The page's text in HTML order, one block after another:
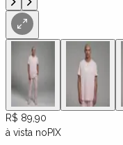
R$ 89,90
à vista noPIX